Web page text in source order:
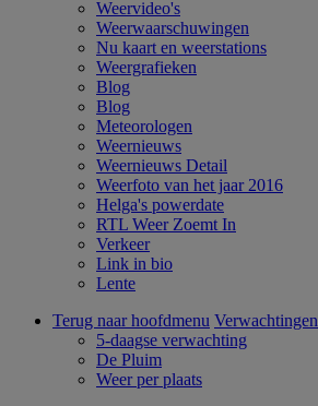
Weervideo's
Weerwaarschuwingen
Nu kaart en weerstations
Weergrafieken
Blog
Blog
Meteorologen
Weernieuws
Weernieuws Detail
Weerfoto van het jaar 2016
Helga's powerdate
RTL Weer Zoemt In
Verkeer
Link in bio
Lente
Terug naar hoofdmenu Verwachtingen
5-daagse verwachting
De Pluim
Weer per plaats